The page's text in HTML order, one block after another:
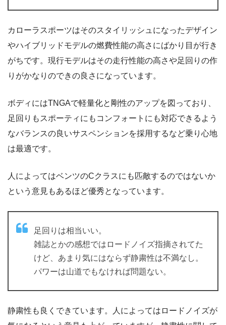
カローラスポーツはそのスタイリッシュになったデザイン
やハイブリッドモデルの燃費性能の高さにばかり目が行き
がちです。現行モデルはその走行性能の高さや足回りの作
りがかなりのできの良さになっています。
ボディにはTNGAで軽量化と剛性のアップを図っており、
足回りもスポーティにもコンフォートにも対応できるよう
なバランスの良いサスペンションを採用するなど乗り心地
は最適です。
人によってはベンツのCクラスにも匹敵するのではないか
という意見もあるほど優秀となっています。
足回りは相当いい。
雑誌とかの感想ではロードノイズ指摘されてた
けど、あまり気にはならず静粛性は不満なし。
パワーは山道でもなければ問題ない。
静粛性も良くできています。人によってはロードノイズが